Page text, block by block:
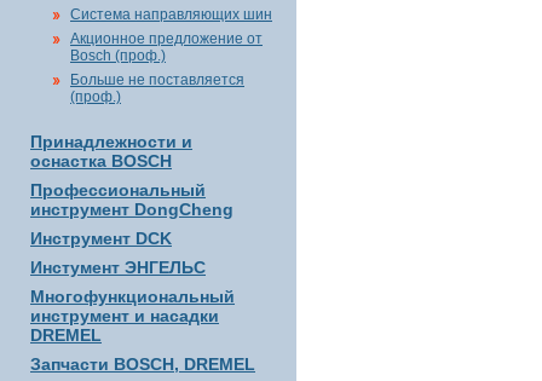
Система направляющих шин
Акционное предложение от
Bosch (проф.)
Больше не поставляется
(проф.)
Принадлежности и
оснастка BOSCH
Профессиональный
инструмент DongCheng
Инструмент DCK
Инстумент ЭНГЕЛЬС
Многофункциональный
инструмент и насадки
DREMEL
Запчасти BOSCH, DREMEL